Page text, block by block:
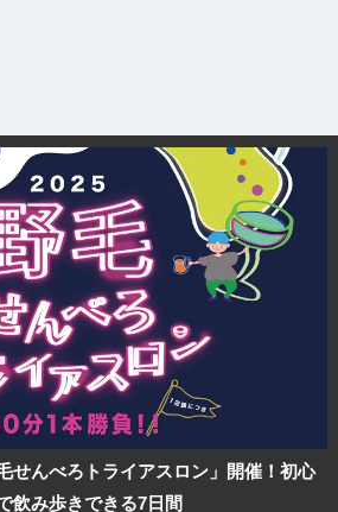
せんべろトライアスロン」開催！初心
飲み歩きできる7日間